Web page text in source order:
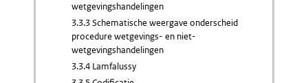
wetgevingshandelingen
3.3.3 Schematische weergave onderscheid
procedure wetgevings- en niet-
wetgevingshandelingen
3.3.4 Lamfalussy